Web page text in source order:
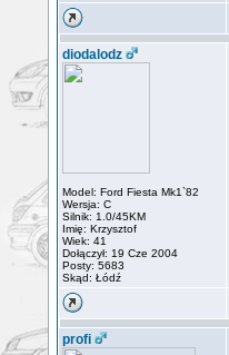
diodalodz
Model: Ford Fiesta Mk1`82
Wersja: C
Silnik: 1.0/45KM
Imię: Krzysztof
Wiek: 41
Dołączył: 19 Cze 2004
Posty: 5683
Skąd: Łódź
profi